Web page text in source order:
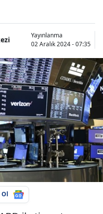
Yayınlanma
02 Aralık 2024 - 07:35
Ol